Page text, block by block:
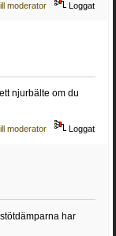
moderator Loggat
njurbälte om du
moderator Loggat
har